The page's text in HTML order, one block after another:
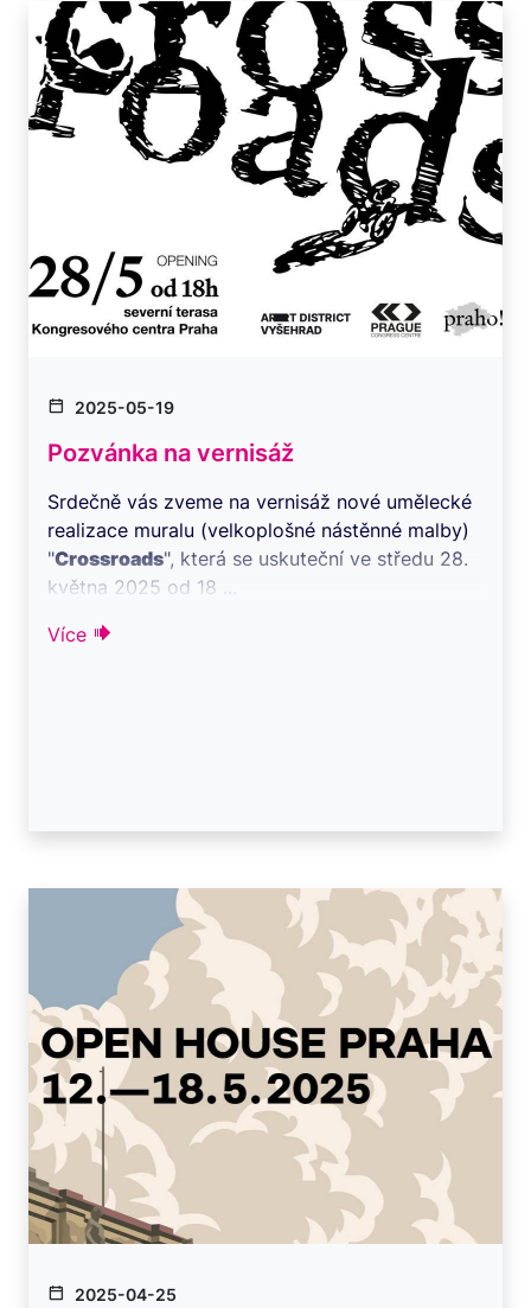
2025-05-19
Pozvánka na vernisáž
Srdečně vás zveme na vernisáž nové umělecké
realizace muralu (velkoplošné nástěnné malby)
"Crossroads", která se uskuteční ve středu 28.
května 2025 od 18 ...
Více
2025-04-25